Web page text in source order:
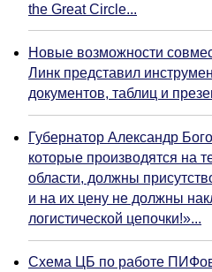
the Great Circle...
Новые возможности
Линк представил
документов, таблиц и
Губернатор Александр
которые производятся на
области, должны
и на их цену не должны
логистической цепочки!»...
Схема ЦБ по работе